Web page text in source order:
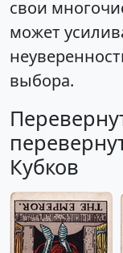
свои
может
выбора.
Кубков